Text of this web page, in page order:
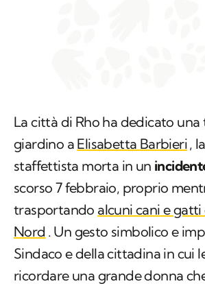
La città di Rho ha dedicato una
giardino a Elisabetta Barbieri,
staffettista morta in un
scorso 7 febbraio, proprio
trasportando alcuni cani e
Nord . Un gesto simbolico e
Sindaco e della cittadina in cui
ricordare una grande donna